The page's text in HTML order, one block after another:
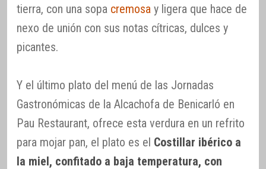
tierra, con una sopa cremosa y ligera que hace de
nexo de unión con sus notas cítricas, dulces y
picantes.
Y el último plato del menú de las Jornadas
Gastronómicas de la Alcachofa de Benicarló en
Pau Restaurant, ofrece esta verdura en un refrito
para mojar pan, el plato es el Costillar ibérico a
la miel, confitado a baja temperatura, con